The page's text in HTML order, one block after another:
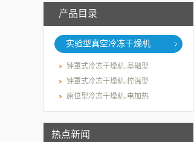
产品目录
实验型真空冷冻干燥机
钟罩式冷冻干燥机-基础型
钟罩式冷冻干燥机-控温型
原位型冷冻干燥机-电加热
热点新闻